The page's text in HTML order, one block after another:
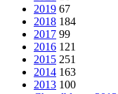
2019 67
2018 184
2017 99
2016 121
2015 251
2014 163
2013 100